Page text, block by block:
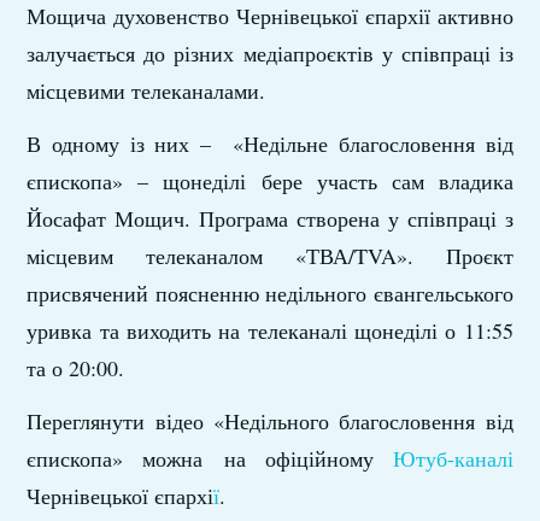
Мощича духовенство Чернівецької єпархії активно
залучається до різних медіапроєктів у співпраці із
місцевими телеканалами.
В одному із них – «Недільне благословення від
єпископа» – щонеділі бере участь сам владика
Йосафат Мощич. Програма створена у співпраці з
місцевим телеканалом «ТВА/TVA». Проєкт
присвячений поясненню недільного євангельського
уривка та виходить на телеканалі щонеділі о 11:55
та о 20:00.
Переглянути відео «Недільного благословення від
єпископа» можна на офіційному Ютуб-каналі
Чернівецької єпархії.